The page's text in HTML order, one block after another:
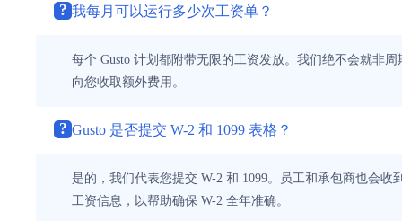
? 我每月可以运行多少次工资单？
每个 Gusto 计划都附带无限的工资发放。我们绝不会就非
向您收取额外费用。
? Gusto 是否提交 W-2 和 1099 表格？
是的，我们代表您提交 W-2 和 1099。员工和承包商也会
工资信息，以帮助确保 W-2 全年准确。